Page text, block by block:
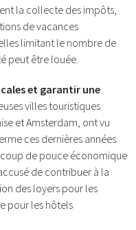
la collecte des impôts,
de vacances
limitant le nombre de
peut être louée​.
et garantir une
villes touristiques
et Amsterdam, ont vu
ces dernières années.
de pouce économique
de contribuer à la
des loyers pour les
pour les hôtels